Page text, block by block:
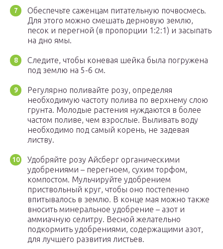
Обеспечьте саженцам питательную почвосмесь.
Для этого можно смешать дерновую землю,
песок и перегной (в пропорции 1:2:1) и засыпать
на дно ямы.
Следите, чтобы коневая шейка была погружена
под землю на 5-6 см.
Регулярно поливайте розу, определяя
необходимую частоту полива по верхнему слою
грунта. Молодые растения нуждаются в более
частом поливе, чем взрослые. Выливать воду
необходимо под самый корень, не задевая
листву.
Удобряйте розу Айсберг органическими
удобрениями – перегноем, сухим торфом,
компостом. Мульчируйте удобрением
приствольный круг, чтобы оно постепенно
впитывалось в землю. В конце мая можно также
вносить минеральное удобрение – азот и
аммиачную селитру. Весной желательно
подкормить удобрениями, содержащими азот,
для лучшего развития листьев.